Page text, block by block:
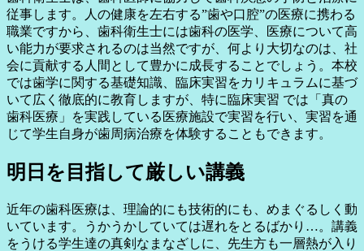
従事します。人の健康を左右する”歯や口腔”の医療に携わる
職業ですから、歯科衛生士には歯科の医学、医療について高
い能力が要求されるのは当然ですが、何より大切なのは、社
会に貢献する人間として豊かに成長することでしょう。本校
では歯学に関する基礎知識、臨床実習をカリキュラムに基づ
いて広く徹底的に教育しますが、特に臨床実習 では「真の
歯科医療」を実践している医療施設で実習を行い、実習を通
じて学生自身が歯周病治療を体験することもできます。
明日を目指して厳しい講義
近年の歯科医療は、理論的にも技術的にも、めまぐるしく動
いています。うかうかしていては遅れをとるばかり…。講義
をうける学生達の真剣なまなざしに、先生方も一層熱が入り